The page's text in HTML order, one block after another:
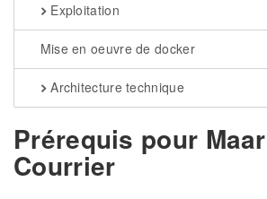
Exploitation
Mise en oeuvre de docker
Architecture technique
Prérequis pour
Courrier